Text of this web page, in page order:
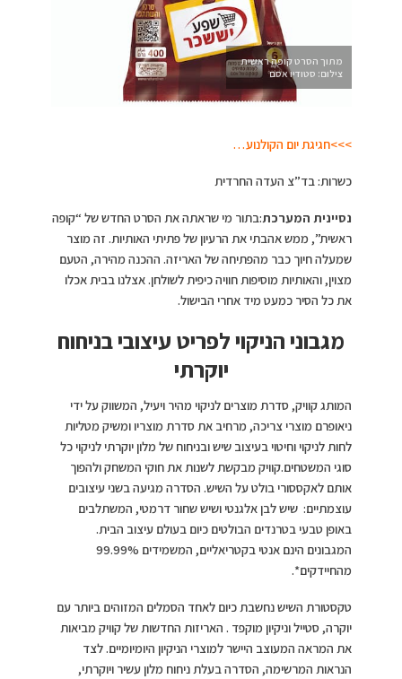
מתוך הסרט קופה ראשית
צילום: סטודיו אסם
>>>חגיגת יום הקולנוע…
כשרות: בד”צ העדה החרדית
נסיינית המערכת:בתור מי שראתה את הסרט החדש של “קופה
ראשית”, ממש אהבתי את הרעיון של פתיתי האותיות. זה מוצר
שמעלה חיוך כבר מהפתיחה של האריזה. ההכנה מהירה, הטעם
מצוין, והאותיות מוסיפות חוויה כיפית לשולחן. אצלנו בבית אכלו
את כל הסיר כמעט מיד אחרי הבישול.
מגבוני הניקוי לפריט עיצובי בניחוח
יוקרתי
המותג קוויק, סדרת מוצרים לניקוי מהיר ויעיל, המשווק על ידי
ניאופרם מוצרי צריכה, מרחיב את סדרת מוצריו ומשיק מטליות
לחות לניקוי וחיטוי בעיצוב שיש ובניחוח של מלון יוקרתי לניקוי כל
סוגי המשטחים.קוויק מבקשת לשנות את חוקי המשחק ולהפוך
אותם לאקססורי בולט על השיש. הסדרה מגיעה בשני עיצובים
עוצמתיים: שיש לבן אלגנטי ושיש שחור דרמטי, המשתלבים
באופן טבעי בטרנדים הבולטים כיום בעולם עיצוב הבית.
המגבונים הינם אנטי בקטריאליים, המשמידים 99.99%
מהחיידקים*.
טקסטורת השיש נחשבת כיום לאחד הסמלים המזוהים ביותר עם
יוקרה, סטייל וניקיון מוקפד . האריזות החדשות של קוויק מביאות
את המראה המעוצב היישר למוצרי הניקיון היומיומיים. לצד
הנראות המרשימה, הסדרה בעלת ניחוח מלון עשיר ויוקרתי,